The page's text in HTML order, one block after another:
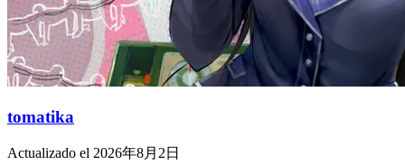
tomatika
Actualizado el 2026年8月2日